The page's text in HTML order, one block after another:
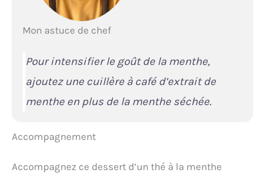
Mon astuce de chef
Pour intensifier le goût de la menthe,
ajoutez une cuillère à café d’extrait de
menthe en plus de la menthe séchée.
Accompagnement
Accompagnez ce dessert d’un thé à la menthe